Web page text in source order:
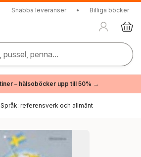
Snabba leveranser • Billiga böcker
pussel, penna...
– hälsoböcker upp till 50% →
Språk: referensverk och allmänt